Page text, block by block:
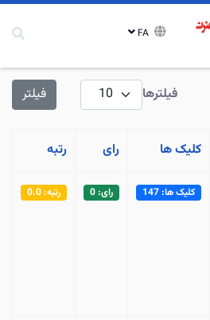
فیلترها نمایش # فیلتر
کلیک ها رای رتبه
کلیک ها: 147 رای: 0 رتبه: 0.0